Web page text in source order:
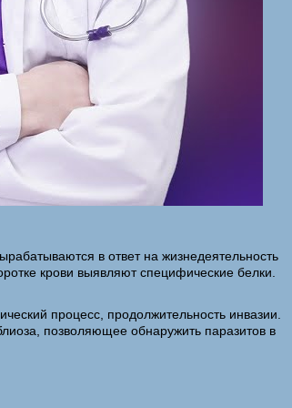
в ответ на жизнедеятельность
крови выявляют специфические белки.
процесс, продолжительность инвазии.
позволяющее обнаружить паразитов в